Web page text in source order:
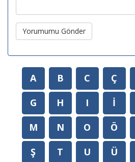
Yorumumu Gönder
A B C Ç
G
H I İ
M
N O Ö
Ş
T U Ü